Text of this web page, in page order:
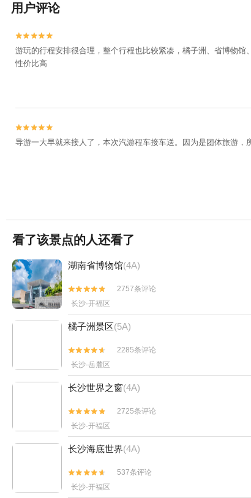
用户评论


游玩的行程安排很合理，整个行程也比较紧凑，橘子洲、省博物
性价比高


导游一大早就来接人了，本次汽游程车接车送。因为是团体旅游
看了该景点的人还看了
湖南省博物馆(4A)


2757条评论
长沙·开福区
橘子洲景区(5A)


2285条评论
长沙·岳麓区
长沙世界之窗(4A)


2725条评论
长沙·开福区
长沙海底世界(4A)


537条评论
长沙·开福区